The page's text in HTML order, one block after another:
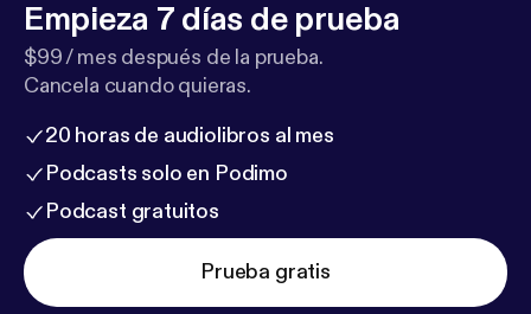
Empieza 7 días de prueba
$99 / mes después de la prueba.
Cancela cuando quieras.
20 horas de audiolibros al mes
Podcasts solo en Podimo
Podcast gratuitos
Prueba gratis